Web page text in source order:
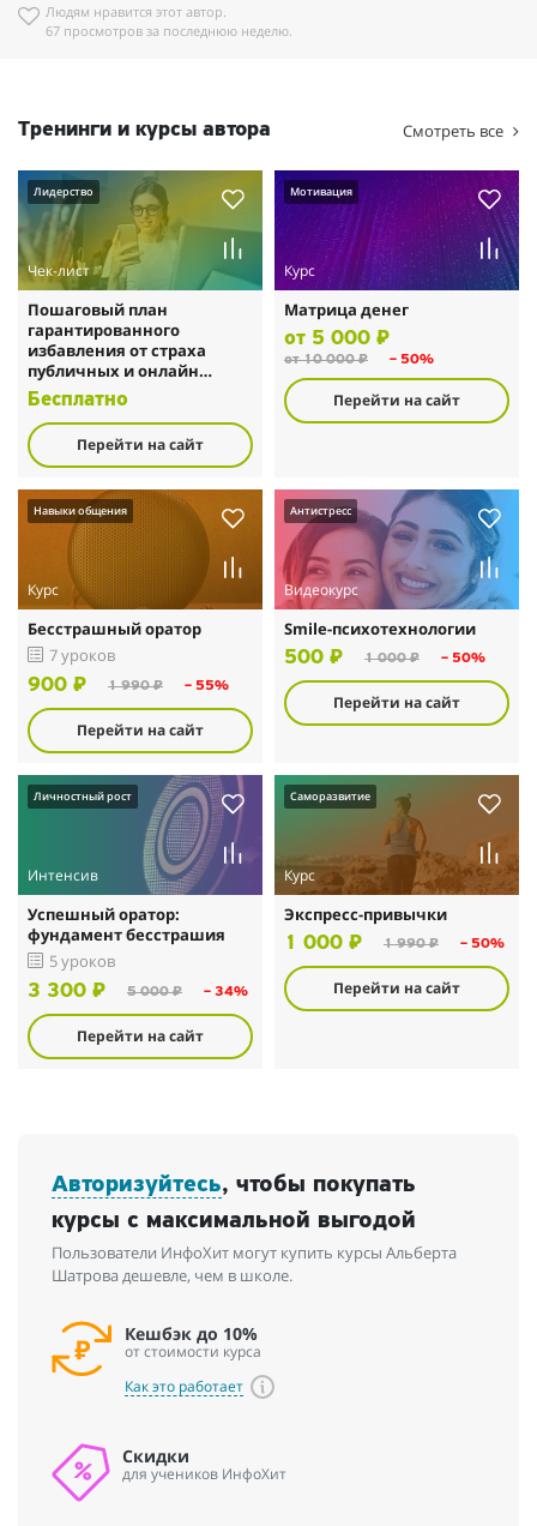
Людям нравится этот автор.
67 просмотров за последнюю неделю.
Тренинги и курсы автора Смотреть все
Лидерство
Чек-лист
Пошаговый план
гарантированного
избавления от страха
публичных и онлайн
выступлений
Бесплатно
Перейти на сайт
Мотивация
Курс
Матрица денег
от 5 000 ₽
от 10 000 ₽ – 50%
Перейти на сайт
Навыки общения
Курс
Бесстрашный оратор
7 уроков
900 ₽ 1 990 ₽ – 55%
Перейти на сайт
Антистресс
Видеокурс
Smile-психотехнологии
500 ₽ 1 000 ₽ – 50%
Перейти на сайт
Личностный рост
Интенсив
Успешный оратор:
фундамент бесстрашия
5 уроков
3 300 ₽ 5 000 ₽ – 34%
Перейти на сайт
Саморазвитие
Курс
Экспресс-привычки
1 000 ₽ 1 990 ₽ – 50%
Перейти на сайт
Авторизуйтесь, чтобы покупать
курсы с максимальной выгодой
Пользователи ИнфоХит могут купить курсы Альберта
Шатрова дешевле, чем в школе.
Кешбэк до 10%
от стоимости курса
Как это работает
Скидки
для учеников ИнфоХит